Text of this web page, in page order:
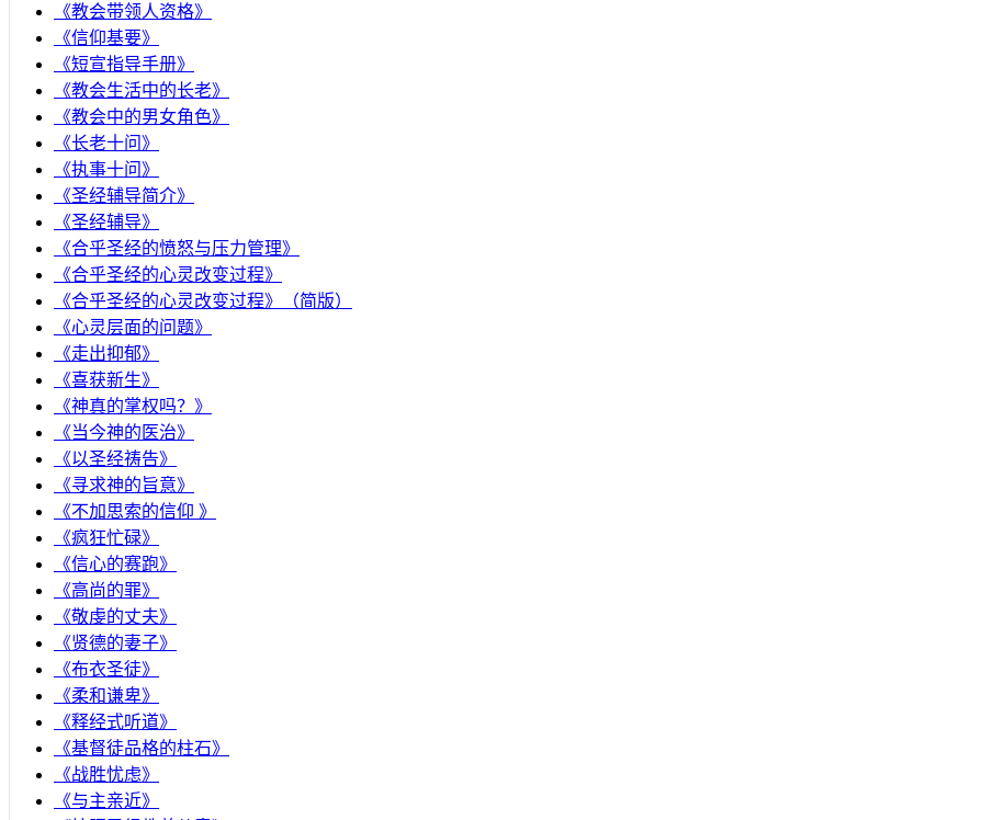
《教会带领人资格》
《信仰基要》
《短宣指导手册》
《教会生活中的长老》
《教会中的男女角色》
《长老十问》
《执事十问》
《圣经辅导简介》
《圣经辅导》
​《合乎圣经的愤怒与压力管理》
《合乎圣经的心灵改变过程》
《合乎圣经的心灵改变过程》（简版）
《心灵层面的问题》
《走出抑郁》
《喜获新生》
《神真的掌权吗？》
《当今神的医治》
《以圣经祷告》
《寻求神的旨意》
《不加思索的信仰 》
《疯狂忙碌》
《信心的赛跑》
《高尚的罪》
《敬虔的丈夫》
《贤德的妻子》
《布衣圣徒》
《柔和谦卑》
《释经式听道》
《基督徒品格的柱石》
《战胜忧虑》
《与主亲近》